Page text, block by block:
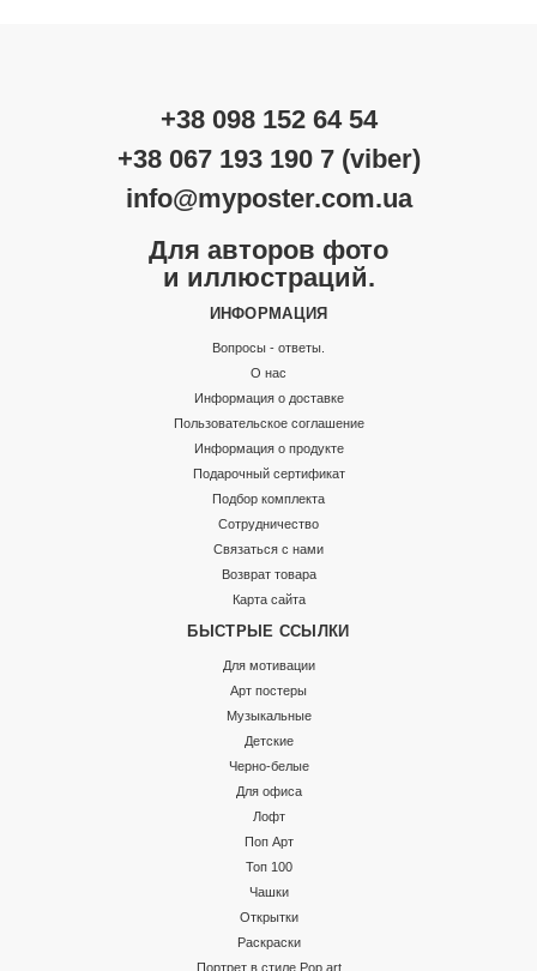
+38 098 152 64 54
+38 067 193 190 7 (viber)
info@myposter.com.ua
Для авторов фото
и иллюстраций.
ИНФОРМАЦИЯ
Вопросы - ответы.
О нас
Информация о доставке
Пользовательское соглашение
Информация о продукте
Подарочный сертификат
Подбор комплекта
Сотрудничество
Связаться с нами
Возврат товара
Карта сайта
БЫСТРЫЕ ССЫЛКИ
Для мотивации
Арт постеры
Музыкальные
Детские
Черно-белые
Для офиса
Лофт
Поп Арт
Топ 100
Чашки
Открытки
Раскраски
Портрет в стиле Pop art